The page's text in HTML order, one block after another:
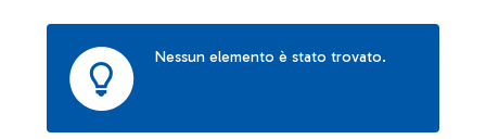
Nessun elemento è stato trovato.